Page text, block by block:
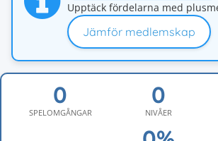
Upptäck fördelarna med
Jämför medlemskap
SPELOMGÅNGAR NIVÅER